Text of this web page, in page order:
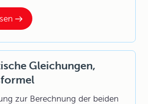
Gleichungen,
zur Berechnung der beiden